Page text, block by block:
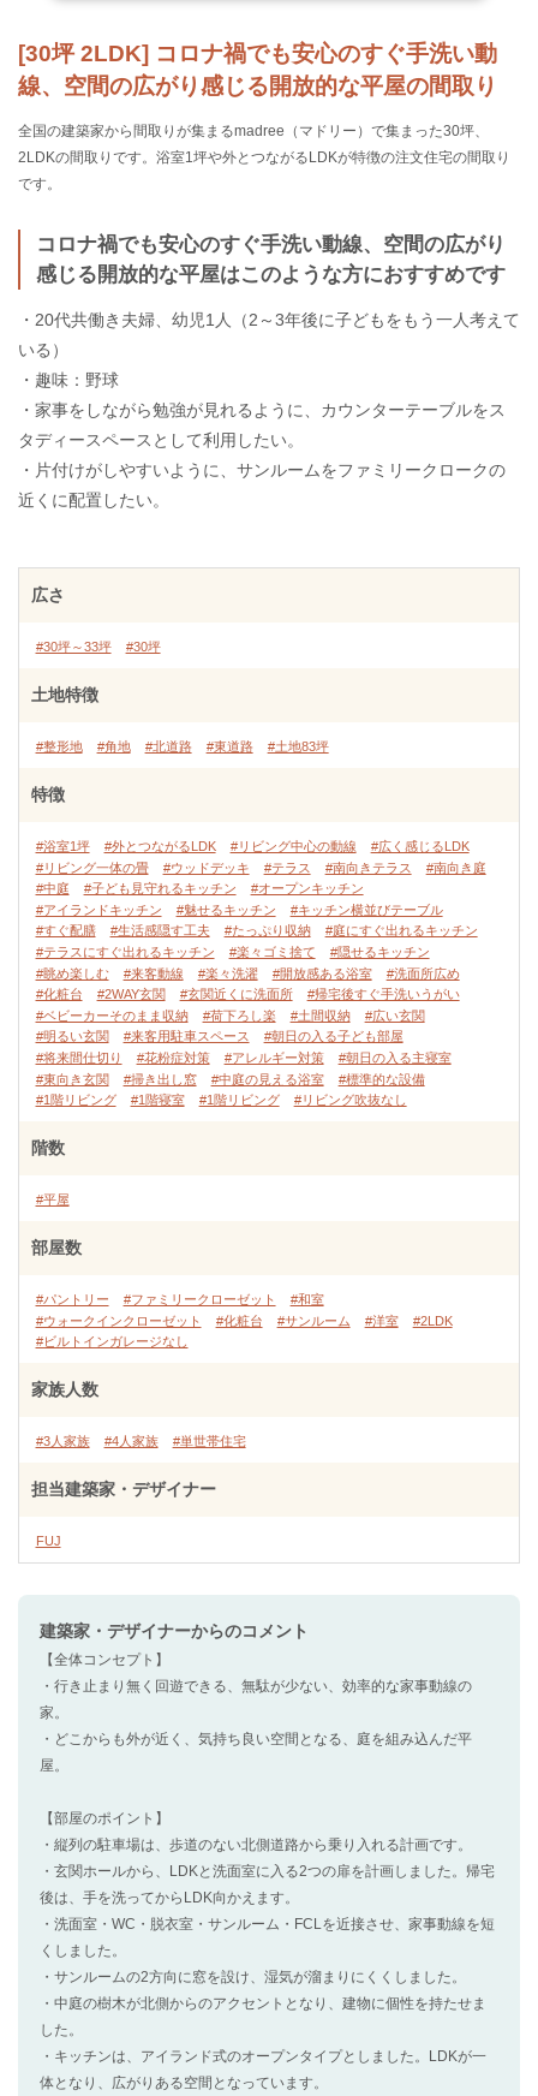
[30坪 2LDK] コロナ禍でも安心のすぐ手洗い動
線、空間の広がり感じる開放的な平屋の間取り
全国の建築家から間取りが集まるmadree（マドリー）で集まった30坪、
2LDKの間取りです。浴室1坪や外とつながるLDKが特徴の注文住宅の間取り
です。
コロナ禍でも安心のすぐ手洗い動線、空間の広がり
感じる開放的な平屋はこのような方におすすめです
・20代共働き夫婦、幼児1人（2～3年後に子どもをもう一人考えて
いる）
・趣味：野球
・家事をしながら勉強が見れるように、カウンターテーブルをス
タディースペースとして利用したい。
・片付けがしやすいように、サンルームをファミリークロークの
近くに配置したい。
広さ
#30坪～33坪 #30坪
土地特徴
#整形地 #角地 #北道路 #東道路 #土地83坪
特徴
#浴室1坪 #外とつながるLDK #リビング中心の動線
#広く感じるLDK
#リビング一体の畳
#ウッドデッキ #テラス #南向きテラス
#南向き庭
#中庭
#子ども見守れるキッチン
#オープンキッチン
#アイランドキッチン
#魅せるキッチン
#キッチン横並びテーブル
#すぐ配膳
#生活感隠す工夫 #たっぷり収納
#庭にすぐ出れるキッチン
#テラスにすぐ出れるキッチン
#楽々ゴミ捨て
#隠せるキッチン
#眺め楽しむ
#来客動線 #楽々洗濯 #開放感ある浴室
#洗面所広め
#化粧台
#2WAY玄関 #玄関近くに洗面所
#帰宅後すぐ手洗いうがい
#ベビーカーそのまま収納
#荷下ろし楽 #土間収納
#広い玄関
#明るい玄関
#来客用駐車スペース
#朝日の入る子ども部屋
#将来間仕切り
#花粉症対策 #アレルギー対策
#朝日の入る主寝室
#東向き玄関
#掃き出し窓 #中庭の見える浴室
#標準的な設備
#1階リビング
#1階寝室 #1階リビング #リビング吹抜なし
階数
#平屋
部屋数
#パントリー #ファミリークローゼット
#和室
#ウォークインクローゼット
#化粧台 #サンルーム #洋室
#2LDK
#ビルトインガレージなし
家族人数
#3人家族 #4人家族 #単世帯住宅
担当建築家・デザイナー
FUJ
建築家・デザイナーからのコメント
【全体コンセプト】
・行き止まり無く回遊できる、無駄が少ない、効率的な家事動線の
家。
・どこからも外が近く、気持ち良い空間となる、庭を組み込んだ平
屋。
【部屋のポイント】
・縦列の駐車場は、歩道のない北側道路から乗り入れる計画です。
・玄関ホールから、LDKと洗面室に入る2つの扉を計画しました。帰宅
後は、手を洗ってからLDK向かえます。
・洗面室・WC・脱衣室・サンルーム・FCLを近接させ、家事動線を短
くしました。
・サンルームの2方向に窓を設け、湿気が溜まりにくくしました。
・中庭の樹木が北側からのアクセントとなり、建物に個性を持たせま
した。
・キッチンは、アイランド式のオープンタイプとしました。LDKが一
体となり、広がりある空間となっています。